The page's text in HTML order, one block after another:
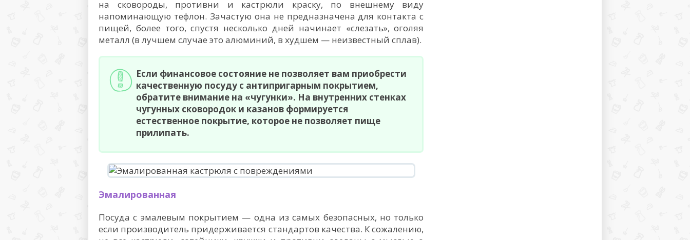
на сковороды, противни и кастрюли краску, по внешнему виду
напоминающую тефлон. Зачастую она не предназначена для контакта с
пищей, более того, спустя несколько дней начинает «слезать», оголяя
металл (в лучшем случае это алюминий, в худшем — неизвестный сплав).
Если финансовое состояние не позволяет вам приобрести
качественную посуду с антипригарным покрытием,
обратите внимание на «чугунки». На внутренних стенках
чугунных сковородок и казанов формируется
естественное покрытие, которое не позволяет пище
прилипать.
Эмалированная
Посуда с эмалевым покрытием — одна из самых безопасных, но только
если производитель придерживается стандартов качества. К сожалению,